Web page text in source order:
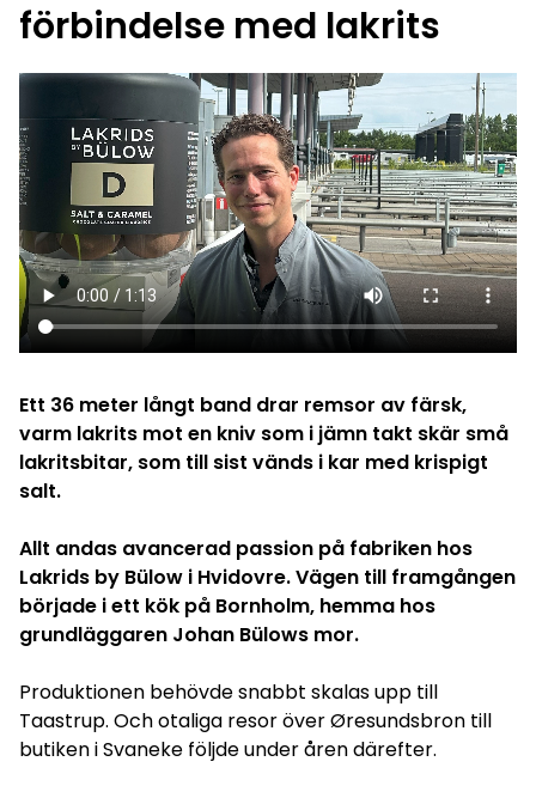
förbindelse med lakrits
Ett 36 meter långt band drar remsor av färsk,
varm lakrits mot en kniv som i jämn takt skär små
lakritsbitar, som till sist vänds i kar med krispigt
salt.
Allt andas avancerad passion på fabriken hos
Lakrids by Bülow i Hvidovre.Vägen till framgången
började i ett kök på Bornholm, hemma hos
grundläggaren Johan Bülows mor.
Produktionen behövde snabbt skalas upp till
Taastrup. Och otaliga resor över Øresundsbron till
butiken i Svaneke följde under åren därefter.